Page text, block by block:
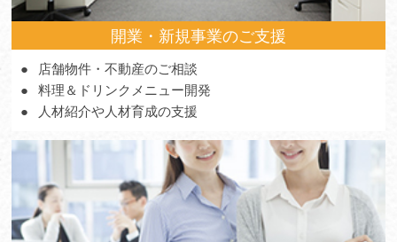
開業・新規事業のご支援
店舗物件・不動産のご相談
料理＆ドリンクメニュー開発
人材紹介や人材育成の支援